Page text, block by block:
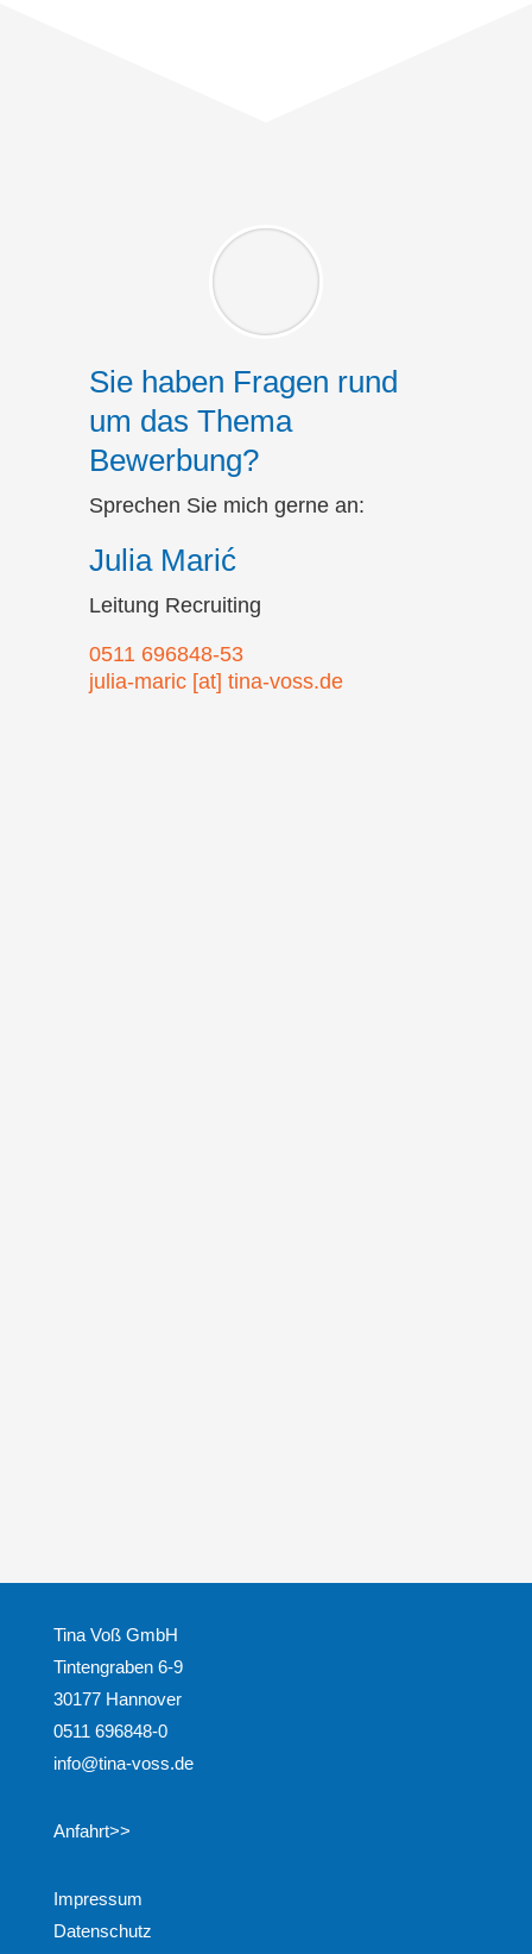
Sie haben Fragen rund
um das Thema
Bewerbung?
Sprechen Sie mich gerne an:
Julia Marić
Leitung Recruiting
0511 696848-53
julia-maric [at] tina-voss.de
Tina Voß GmbH
Tintengraben 6-9
30177 Hannover
0511 696848-0
info@tina-voss.de
Anfahrt>>
Impressum
Datenschutz